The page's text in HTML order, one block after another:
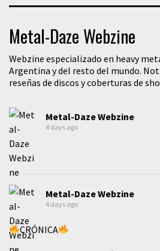
Metal-Daze Webzine
Webzine especializado en heavy
Argentina y del resto del mundo.
reseñas de discos y coberturas de
Metal-Daze Webzine
4 days ago
Metal-Daze Webzine
4 days ago
CRÓNICA